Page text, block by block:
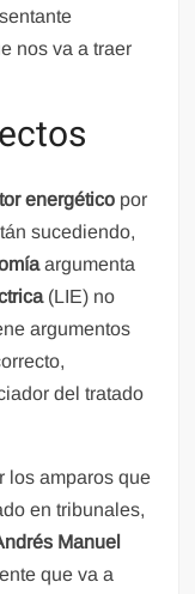
nos va a traer
energético por
sucediendo,
argumenta
(LIE) no
argumentos
del tratado
los amparos que
en tribunales,
Manuel
que va a